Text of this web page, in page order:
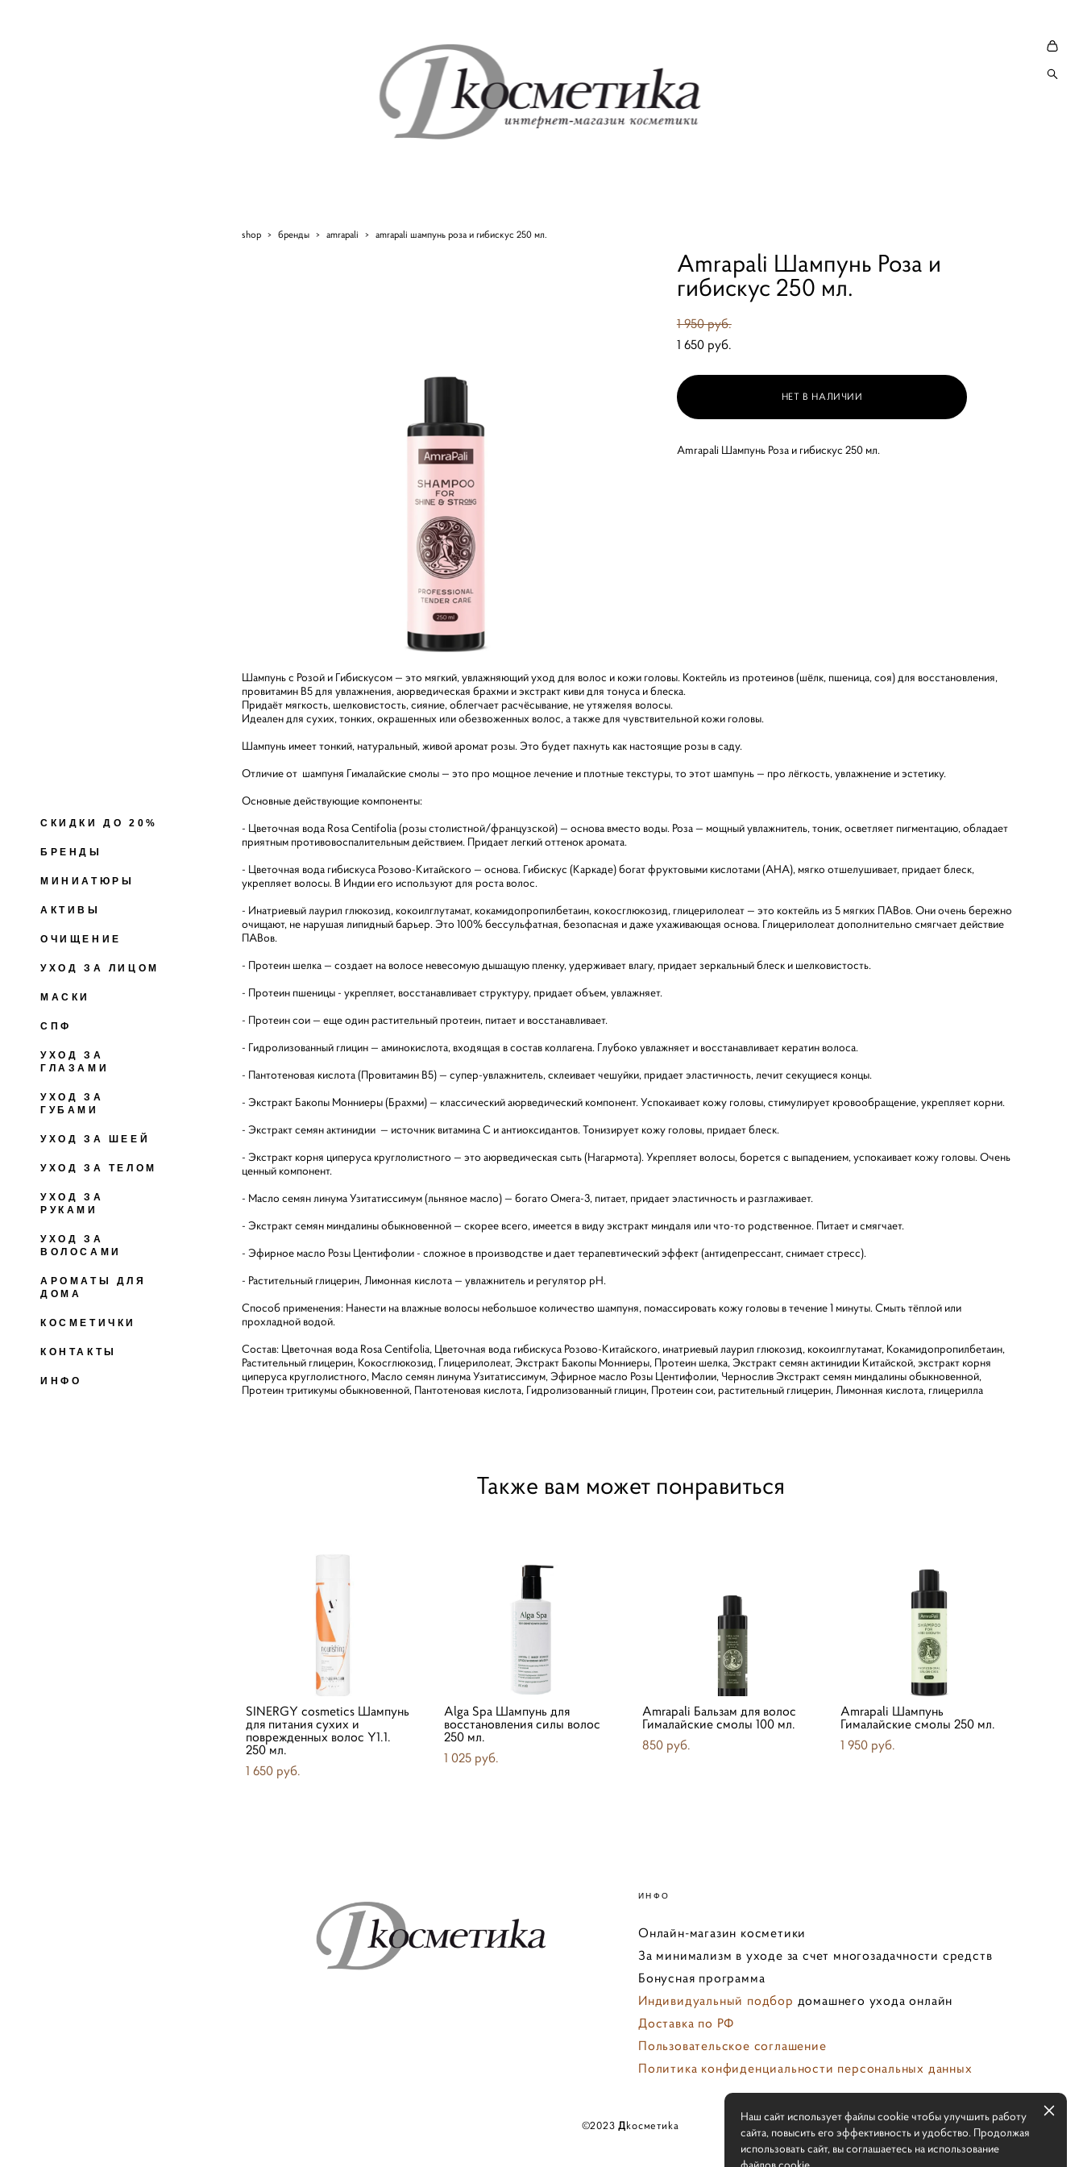
СКИДКИ ДО 20%
БРЕНДЫ
МИНИАТЮРЫ
АКТИВЫ
ОЧИЩЕНИЕ
УХОД ЗА ЛИЦОМ
МАСКИ
СПФ
УХОД ЗА
ГЛАЗАМИ
УХОД ЗА
ГУБАМИ
УХОД ЗА ШЕЕЙ
УХОД ЗА ТЕЛОМ
УХОД ЗА
РУКАМИ
УХОД ЗА
ВОЛОСАМИ
АРОМАТЫ ДЛЯ
ДОМА
КОСМЕТИЧКИ
КОНТАКТЫ
ИНФО
shop > бренды > amrapali > amrapali шампунь роза и гибискус 250 мл.
Amrapali Шампунь Роза и
гибискус 250 мл.
1 950 pуб.
1 650 pуб.
НЕТ В НАЛИЧИИ
Amrapali Шампунь Роза и гибискус 250 мл.
Шампунь с Розой и Гибискусом — это мягкий, увлажняющий уход для волос и кожи головы. Коктейль из протеинов (шёлк, пшеница, соя) для восстановления,
провитамин В5 для увлажнения, аюрведическая брахми и экстракт киви для тонуса и блеска.
Придаёт мягкость, шелковистость, сияние, облегчает расчёсывание, не утяжеляя волосы.
Идеален для сухих, тонких, окрашенных или обезвоженных волос, а также для чувствительной кожи головы.
Шампунь имеет тонкий, натуральный, живой аромат розы. Это будет пахнуть как настоящие розы в саду.
Отличие от шампуня Гималайские смолы — это про мощное лечение и плотные текстуры, то этот шампунь — про лёгкость, увлажнение и эстетику.
Основные действующие компоненты:
- Цветочная вода Rosa Centifolia (розы столистной/французской) — основа вместо воды. Роза — мощный увлажнитель, тоник, осветляет пигментацию, обладает
приятным противовоспалительным действием. Придает легкий оттенок аромата.
- Цветочная вода гибискуса Розово-Китайского — основа. Гибискус (Каркаде) богат фруктовыми кислотами (AHA), мягко отшелушивает, придает блеск,
укрепляет волосы. В Индии его используют для роста волос.
- Инатриевый лаурил глюкозид, кокоилглутамат, кокамидопропилбетаин, кокосглюкозид, глицерилолеат — это коктейль из 5 мягких ПАВов. Они очень бережно
очищают, не нарушая липидный барьер. Это 100% бессульфатная, безопасная и даже ухаживающая основа. Глицерилолеат дополнительно смягчает действие
ПАВов.
- Протеин шелка — создает на волосе невесомую дышащую пленку, удерживает влагу, придает зеркальный блеск и шелковистость.
- Протеин пшеницы - укрепляет, восстанавливает структуру, придает объем, увлажняет.
- Протеин сои — еще один растительный протеин, питает и восстанавливает.
- Гидролизованный глицин — аминокислота, входящая в состав коллагена. Глубоко увлажняет и восстанавливает кератин волоса.
- Пантотеновая кислота (Провитамин В5) — супер-увлажнитель, склеивает чешуйки, придает эластичность, лечит секущиеся концы.
- Экстракт Бакопы Монниеры (Брахми) — классический аюрведический компонент. Успокаивает кожу головы, стимулирует кровообращение, укрепляет корни.
- Экстракт семян актинидии — источник витамина С и антиоксидантов. Тонизирует кожу головы, придает блеск.
- Экстракт корня циперуса круглолистного — это аюрведическая сыть (Нагармота). Укрепляет волосы, борется с выпадением, успокаивает кожу головы. Очень
ценный компонент.
- Масло семян линума Узитатиссимум (льняное масло) — богато Омега-3, питает, придает эластичность и разглаживает.
- Экстракт семян миндалины обыкновенной — скорее всего, имеется в виду экстракт миндаля или что-то родственное. Питает и смягчает.
- Эфирное масло Розы Центифолии - сложное в производстве и дает терапевтический эффект (антидепрессант, снимает стресс).
- Растительный глицерин, Лимонная кислота — увлажнитель и регулятор pH.
Способ применения: Нанести на влажные волосы небольшое количество шампуня, помассировать кожу головы в течение 1 минуты. Смыть тёплой или
прохладной водой.
Состав: Цветочная вода Rosa Centifolia, Цветочная вода гибискуса Розово-Китайского, инатриевый лаурил глюкозид, кокоилглутамат, Кокамидопропилбетаин,
Растительный глицерин, Кокосглюкозид, Глицерилолеат, Экстракт Бакопы Монниеры, Протеин шелка, Экстракт семян актинидии Китайской, экстракт корня
циперуса круглолистного, Масло семян линума Узитатиссимум, Эфирное масло Розы Центифолии, Чернослив Экстракт семян миндалины обыкновенной,
Протеин тритикумы обыкновенной, Пантотеновая кислота, Гидролизованный глицин, Протеин сои, растительный глицерин, Лимонная кислота, глицерилла
Также вам может понравиться
SINERGY cosmetics Шампунь
для питания сухих и
поврежденных волос Y1.1.
250 мл.
1 650 pуб.
Alga Spa Шампунь для
восстановления силы волос
250 мл.
1 025 pуб.
Amrapali Бальзам для волос
Гималайские смолы 100 мл.
850 pуб.
Amrapali Шампунь
Гималайские смолы 250 мл.
1 950 pуб.
ИНФО
Онлайн-магазин косметики
За минимализм в уходе за счет многозадачности средств
Бонусная программа
Индивидуальный подбор домашнего ухода онлайн
Доставка по РФ
Пользовательское соглашение
Политика конфиденциальности персональных данных
персональных
©️2023Дkoсмeтиka
Наш сайт использует файлы cookie чтобы улучшить работу
сайта, повысить его эффективность и удобство. Продолжая
использовать сайт, вы соглашаетесь на использование